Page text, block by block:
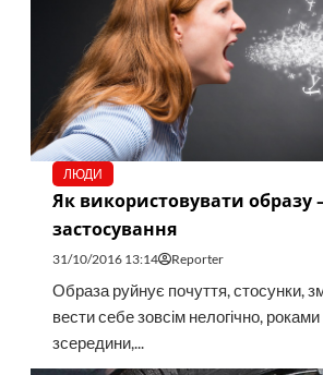
ЛЮДИ
Як використовувати образу
застосування
31/10/2016 13:14 Reporter
Образа руйнує почуття, стосунки,
вести себе зовсім нелогічно,
зсередини,...